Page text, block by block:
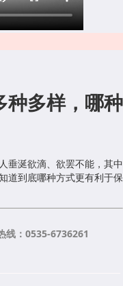
种多样，哪种
垂涎欲滴、欲罢不能，其中
道到底哪种方式更有利于保
：0535-6736261